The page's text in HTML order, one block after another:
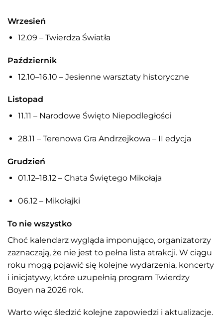
Wrzesień
12.09 – Twierdza Światła
Październik
12.10–16.10 – Jesienne warsztaty historyczne
Listopad
11.11 – Narodowe Święto Niepodległości
28.11 – Terenowa Gra Andrzejkowa – II edycja
Grudzień
01.12–18.12 – Chata Świętego Mikołaja
06.12 – Mikołajki
To nie wszystko
Choć kalendarz wygląda imponująco, organizatorzy
zaznaczają, że nie jest to pełna lista atrakcji. W ciągu
roku mogą pojawić się kolejne wydarzenia, koncerty
i inicjatywy, które uzupełnią program Twierdzy
Boyen na 2026 rok.
Warto więc śledzić kolejne zapowiedzi i aktualizacje.